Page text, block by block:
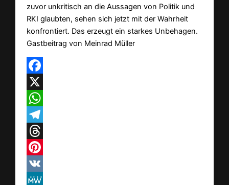
zuvor unkritisch an die Aussagen von Politik und
RKI glaubten, sehen sich jetzt mit der Wahrheit
konfrontiert. Das erzeugt ein starkes Unbehagen.
Gastbeitrag von Meinrad Müller
Facebook
X
WhatsApp
Telegram
Threads
Pinterest
VK